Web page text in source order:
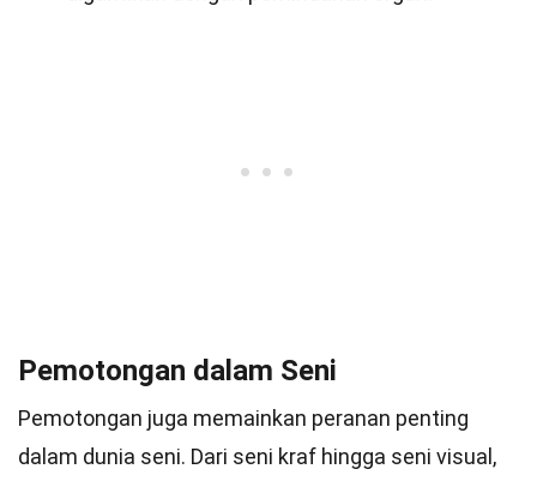
Pemotongan dalam Seni
Pemotongan juga memainkan peranan penting
dalam dunia seni. Dari seni kraf hingga seni visual,